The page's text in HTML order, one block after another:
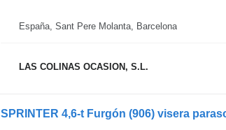
España, Sant Pere Molanta, Barcelona
LAS COLINAS OCASION, S.L.